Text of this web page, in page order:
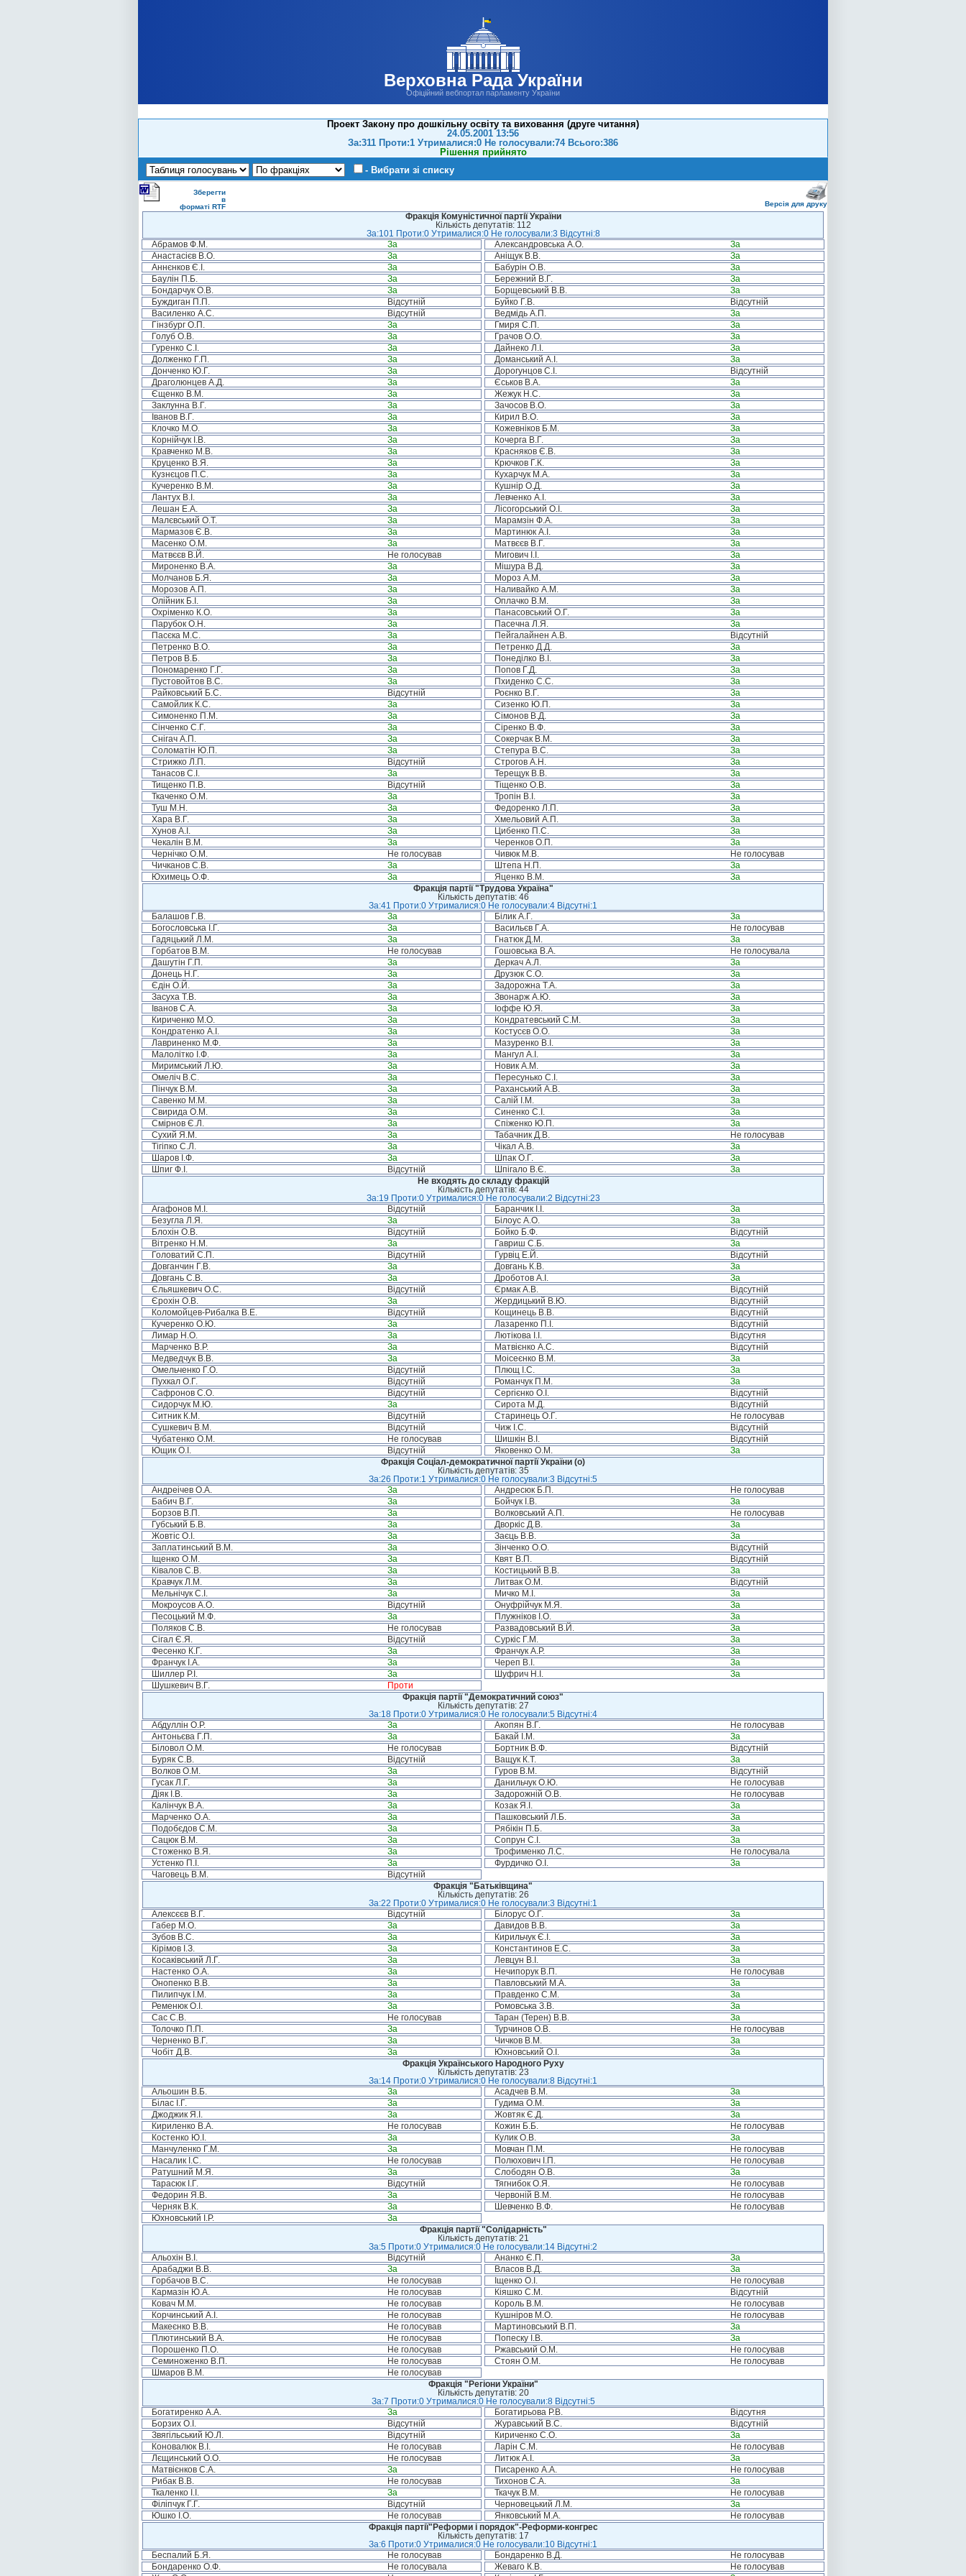
Верховна Рада України
Офіційний вебпортал парламенту України
Проект Закону про дошкільну освіту та виховання (друге читання)
24.05.2001 13:56
За:311 Проти:1 Утрималися:0 Не голосували:74 Всього:386
Рішення прийнято
- Вибрати зі списку
Зберегти
в
форматі RTF
Версія для друку
Фракція Комуністичної партії України
Кількість депутатів: 112
За:101 Проти:0 Утрималися:0 Не голосували:3 Відсутні:8
Абрамов Ф.М.
За Александровська А.О.
За
Анастасієв В.О.
За Аніщук В.В.
За
Аннєнков Є.І.
За Бабурін О.В.
За
Баулін П.Б.
За Бережний В.Г.
За
Бондарчук О.В.
За Борщевський В.В.
За
Буждиган П.П.
Відсутній Буйко Г.В.
Відсутній
Василенко А.С.
Відсутній Ведмідь А.П.
За
Гінзбург О.П.
За Гмиря С.П.
За
Голуб О.В.
За Грачов О.О.
За
Гуренко С.І.
За Дайнеко Л.І.
За
Долженко Г.П.
За Доманський А.І.
За
Донченко Ю.Г.
За Дорогунцов С.І.
Відсутній
Драголюнцев А.Д.
За Єськов В.А.
За
Єщенко В.М.
За Жежук Н.С.
За
Заклунна В.Г.
За Зачосов В.О.
За
Іванов В.Г.
За Кирил В.О.
За
Клочко М.О.
За Кожевніков Б.М.
За
Корнійчук І.В.
За Кочерга В.Г.
За
Кравченко М.В.
За Красняков Є.В.
За
Круценко В.Я.
За Крючков Г.К.
За
Кузнєцов П.С.
За Кухарчук М.А.
За
Кучеренко В.М.
За Кушнір О.Д.
За
Лантух В.І.
За Левченко А.І.
За
Лешан Е.А.
За Лісогорський О.І.
За
Малєвський О.Т.
За Марамзін Ф.А.
За
Мармазов Є.В.
За Мартинюк А.І.
За
Масенко О.М.
За Матвєєв В.Г.
За
Матвєєв В.Й.
Не голосував Мигович І.І.
За
Мироненко В.А.
За Мішура В.Д.
За
Молчанов Б.Я.
За Мороз А.М.
За
Морозов А.П.
За Наливайко А.М.
За
Олійник Б.І.
За Оплачко В.М.
За
Охріменко К.О.
За Панасовський О.Г.
За
Парубок О.Н.
За Пасечна Л.Я.
За
Пасєка М.С.
За Пейгалайнен А.В.
Відсутній
Петренко В.О.
За Петренко Д.Д.
За
Петров В.Б.
За Понеділко В.І.
За
Пономаренко Г.Г.
За Попов Г.Д.
За
Пустовойтов В.С.
За Пхиденко С.С.
За
Райковський Б.С.
Відсутній Роєнко В.Г.
За
Самойлик К.С.
За Сизенко Ю.П.
За
Симоненко П.М.
За Сімонов В.Д.
За
Сінченко С.Г.
За Сіренко В.Ф.
За
Снігач А.П.
За Сокерчак В.М.
За
Соломатін Ю.П.
За Степура В.С.
За
Стрижко Л.П.
Відсутній Строгов А.Н.
За
Танасов С.І.
За Терещук В.В.
За
Тищенко П.В.
Відсутній Тіщенко О.В.
За
Ткаченко О.М.
За Тропін В.І.
За
Туш М.Н.
За Федоренко Л.П.
За
Хара В.Г.
За Хмельовий А.П.
За
Хунов А.І.
За Цибенко П.С.
За
Чекалін В.М.
За Черенков О.П.
За
Чернічко О.М.
Не голосував Чивюк М.В.
Не голосував
Чичканов С.В.
За Штепа Н.П.
За
Юхимець О.Ф.
За Яценко В.М.
За
Фракція партії "Трудова Україна"
Кількість депутатів: 46
За:41 Проти:0 Утрималися:0 Не голосували:4 Відсутні:1
Балашов Г.В.
За Білик А.Г.
За
Богословська І.Г.
За Васильєв Г.А.
Не голосував
Гадяцький Л.М.
За Гнатюк Д.М.
За
Горбатов В.М.
Не голосував Гошовська В.А.
Не голосувала
Дашутін Г.П.
За Деркач А.Л.
За
Донець Н.Г.
За Друзюк С.О.
За
Єдін О.Й.
За Задорожна Т.А.
За
Засуха Т.В.
За Звонарж А.Ю.
За
Іванов С.А.
За Іоффе Ю.Я.
За
Кириченко М.О.
За Кондратевський С.М.
За
Кондратенко А.І.
За Костусєв О.О.
За
Лавриненко М.Ф.
За Мазуренко В.І.
За
Малолітко І.Ф.
За Мангул А.І.
За
Миримський Л.Ю.
За Новик А.М.
За
Омеліч В.С.
За Пересунько С.І.
За
Пінчук В.М.
За Раханський А.В.
За
Савенко М.М.
За Салій І.М.
За
Свирида О.М.
За Синенко С.І.
За
Смірнов Є.Л.
За Спіженко Ю.П.
За
Сухий Я.М.
За Табачник Д.В.
Не голосував
Тігіпко С.Л.
За Чікал А.В.
За
Шаров І.Ф.
За Шпак О.Г.
За
Шпиг Ф.І.
Відсутній Шпігало В.Є.
За
Не входять до складу фракцій
Кількість депутатів: 44
За:19 Проти:0 Утрималися:0 Не голосували:2 Відсутні:23
Агафонов М.І.
Відсутній Баранчик І.І.
За
Безугла Л.Я.
За Білоус А.О.
За
Блохін О.В.
Відсутній Бойко Б.Ф.
Відсутній
Вітренко Н.М.
За Гавриш С.Б.
За
Головатий С.П.
Відсутній Гурвіц Е.Й.
Відсутній
Довганчин Г.В.
За Довгань К.В.
За
Довгань С.В.
За Дроботов А.І.
За
Єльяшкевич О.С.
Відсутній Єрмак А.В.
Відсутній
Єрохін О.В.
За Жердицький В.Ю.
Відсутній
Коломойцев-Рибалка В.Е.
Відсутній Кощинець В.В.
Відсутній
Кучеренко О.Ю.
За Лазаренко П.І.
Відсутній
Лимар Н.О.
За Лютікова І.І.
Відсутня
Марченко В.Р.
За Матвієнко А.С.
Відсутній
Медведчук В.В.
За Моісеєнко В.М.
За
Омельченко Г.О.
Відсутній Плющ І.С.
За
Пухкал О.Г.
Відсутній Романчук П.М.
За
Сафронов С.О.
Відсутній Сергієнко О.І.
Відсутній
Сидорчук М.Ю.
За Сирота М.Д.
Відсутній
Ситник К.М.
Відсутній Старинець О.Г.
Не голосував
Сушкевич В.М.
Відсутній Чиж І.С.
Відсутній
Чубатенко О.М.
Не голосував Шишкін В.І.
Відсутній
Ющик О.І.
Відсутній Яковенко О.М.
За
Фракція Соціал-демократичної партії України (о)
Кількість депутатів: 35
За:26 Проти:1 Утрималися:0 Не голосували:3 Відсутні:5
Андреічев О.А.
За Андресюк Б.П.
Не голосував
Бабич В.Г.
За Бойчук І.В.
За
Борзов В.П.
За Волковський А.П.
Не голосував
Губський Б.В.
За Дворкіс Д.В.
За
Жовтіс О.І.
За Заєць В.В.
За
Заплатинський В.М.
За Зінченко О.О.
Відсутній
Іщенко О.М.
За Квят В.П.
Відсутній
Ківалов С.В.
За Костицький В.В.
За
Кравчук Л.М.
За Литвак О.М.
Відсутній
Мельнічук С.І.
За Мичко М.І.
За
Мокроусов А.О.
Відсутній Онуфрійчук М.Я.
За
Песоцький М.Ф.
За Плужніков І.О.
За
Поляков С.В.
Не голосував Развадовський В.Й.
За
Сігал Є.Я.
Відсутній Суркіс Г.М.
За
Фесенко К.Г.
За Франчук А.Р.
За
Франчук І.А.
За Череп В.І.
За
Шиллер Р.І.
За Шуфрич Н.І.
За
Шушкевич В.Г.
Проти
Фракція партії "Демократичний союз"
Кількість депутатів: 27
За:18 Проти:0 Утрималися:0 Не голосували:5 Відсутні:4
Абдуллін О.Р.
За Акопян В.Г.
Не голосував
Антоньєва Г.П.
За Бакай І.М.
За
Біловол О.М.
Не голосував Бортник В.Ф.
Відсутній
Буряк С.В.
Відсутній Ващук К.Т.
За
Волков О.М.
За Гуров В.М.
Відсутній
Гусак Л.Г.
За Данильчук О.Ю.
Не голосував
Діяк І.В.
За Задорожній О.В.
Не голосував
Калінчук В.А.
За Козак Я.І.
За
Марченко О.А.
За Пашковський Л.Б.
За
Подобєдов С.М.
За Рябікін П.Б.
За
Сацюк В.М.
За Сопрун С.І.
За
Стоженко В.Я.
За Трофименко Л.С.
Не голосувала
Устенко П.І.
За Фурдичко О.І.
За
Чаговець В.М.
Відсутній
Фракція "Батьківщина"
Кількість депутатів: 26
За:22 Проти:0 Утрималися:0 Не голосували:3 Відсутні:1
Алексєєв В.Г.
Відсутній Білорус О.Г.
За
Габер М.О.
За Давидов В.В.
За
Зубов В.С.
За Кирильчук Є.І.
За
Кірімов І.З.
За Константинов Е.С.
За
Косаківський Л.Г.
За Левцун В.І.
За
Настенко О.А.
За Нечипорук В.П.
Не голосував
Онопенко В.В.
За Павловський М.А.
За
Пилипчук І.М.
За Правденко С.М.
За
Ременюк О.І.
За Ромовська З.В.
За
Сас С.В.
Не голосував Таран (Терен) В.В.
За
Толочко П.П.
За Турчинов О.В.
Не голосував
Черненко В.Г.
За Чичков В.М.
За
Чобіт Д.В.
За Юхновський О.І.
За
Фракція Українського Народного Руху
Кількість депутатів: 23
За:14 Проти:0 Утрималися:0 Не голосували:8 Відсутні:1
Альошин В.Б.
За Асадчев В.М.
За
Білас І.Г.
За Гудима О.М.
За
Джоджик Я.І.
За Жовтяк Є.Д.
За
Кириленко В.А.
Не голосував Кожин Б.Б.
Не голосував
Костенко Ю.І.
За Кулик О.В.
За
Манчуленко Г.М.
За Мовчан П.М.
Не голосував
Насалик І.С.
Не голосував Полюхович І.П.
Не голосував
Ратушний М.Я.
За Слободян О.В.
За
Тарасюк І.Г.
Відсутній Тягнибок О.Я.
Не голосував
Федорин Я.В.
За Червоній В.М.
Не голосував
Черняк В.К.
За Шевченко В.Ф.
Не голосував
Юхновський І.Р.
За
Фракція партії "Солідарність"
Кількість депутатів: 21
За:5 Проти:0 Утрималися:0 Не голосували:14 Відсутні:2
Альохін В.І.
Відсутній Ананко Є.П.
За
Арабаджи В.В.
За Власов В.Д.
За
Горбачов В.С.
Не голосував Іщенко О.І.
Не голосував
Кармазін Ю.А.
Не голосував Кіяшко С.М.
Відсутній
Ковач М.М.
Не голосував Король В.М.
Не голосував
Корчинський А.І.
Не голосував Кушніров М.О.
Не голосував
Макеєнко В.В.
Не голосував Мартиновський В.П.
За
Плютинський В.А.
Не голосував Попеску І.В.
За
Порошенко П.О.
Не голосував Ржавський О.М.
Не голосував
Семиноженко В.П.
Не голосував Стоян О.М.
Не голосував
Шмаров В.М.
Не голосував
Фракція "Регіони України"
Кількість депутатів: 20
За:7 Проти:0 Утрималися:0 Не голосували:8 Відсутні:5
Богатиренко А.А.
За Богатирьова Р.В.
Відсутня
Борзих О.І.
Відсутній Журавський В.С.
Відсутній
Звягільський Ю.Л.
Відсутній Кириченко С.О.
За
Коновалюк В.І.
Не голосував Ларін С.М.
Не голосував
Лєщинський О.О.
Не голосував Литюк А.І.
За
Матвієнков С.А.
За Писаренко А.А.
Не голосував
Рибак В.В.
Не голосував Тихонов С.А.
За
Ткаленко І.І.
За Ткачук В.М.
Не голосував
Філіпчук Г.Г.
Відсутній Черновецький Л.М.
За
Юшко І.О.
Не голосував Янковський М.А.
Не голосував
Фракція партії"Реформи і порядок"-Реформи-конгрес
Кількість депутатів: 17
За:6 Проти:0 Утрималися:0 Не голосували:10 Відсутні:1
Беспалий Б.Я.
Не голосував Бондаренко В.Д.
Не голосував
Бондаренко О.Ф.
Не голосувала Жеваго К.В.
Не голосував